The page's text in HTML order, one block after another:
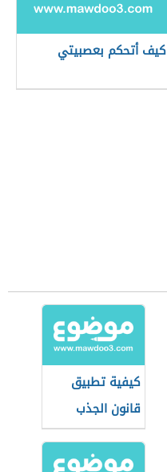
كيف أتحكم بعصبيتي
كيفية تطبيق
قانون الجذب